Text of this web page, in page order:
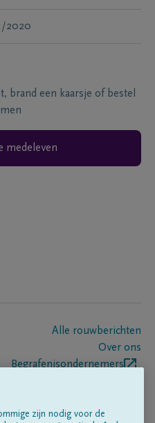
2020
brand een kaarsje of bestel
medeleven
Alle rouwberichten
Over ons
Begrafenisondernemers
zijn nodig voor de